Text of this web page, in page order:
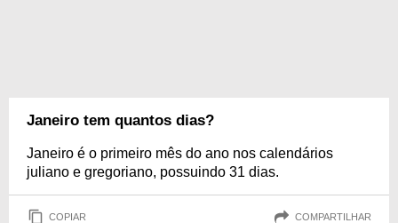
Janeiro tem quantos dias?
Janeiro é o primeiro mês do ano nos calendários
juliano e gregoriano, possuindo 31 dias.
COPIAR COMPARTILHAR